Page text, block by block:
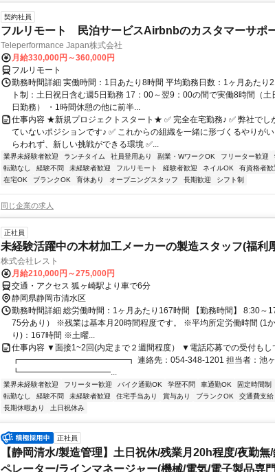
契約社員
フルリモート 民泊サービスAirbnbのカスタマーサポ
Teleperformance Japan株式会社
月給330,000円～360,000円
フルリモート
勤務時間詳細 実働時間：1日あたり8時間 平均勤務日数：1ヶ月あたり
ト制：土日祝日含む週5日勤務 17：00～翌9：00の間で実働8時間（土
日勤務） ・1時間休憩の他に前半...
仕事内容 ★新規プロジェクトスタート★ ✅ 完全在宅勤務♪ ✅ 弊社でし
ていないポジションです♪ ✅ これからの組織を一緒に形づくるやりがい
らわれず、新しい挑戦ができる環境 ✅...
業界未経験者歓迎 ランチタイム 社員登用あり 副業・WワークOK フリーター歓迎
転勤なし
経験不問 未経験者歓迎 フルリモート 経験者歓迎 ネイルOK 有資格者歓
在宅OK
ブランクOK 育休あり オープニングスタッフ 長期歓迎 シフト制
同じ企業の求人
正社員
未経験活躍中の木材加工メーカーの製造スタッフ(福利
株式会社レスト
月給210,000円～275,000円
交通・アクセス 狐ヶ崎駅より車で6分
静岡県静岡市清水区
勤務時間詳細 総労働時間：1ヶ月あたり167時間 【勤務時間】 8:30～
75分あり） ※残業は基本月20時間程度です。 ※平均所定労働時間 (1
り)：167時間 ※土曜...
仕事内容 ▼面接1~2回(内定まで２週間程度） ▼電話応募での受付もし
┏━━━━━━━━━━━━━┓ 連絡先：054-348-1201 担当者：池
┗━━━━━━━━━━━...
業界未経験者歓迎 フリーター歓迎 バイク通勤OK 学歴不問 車通勤OK 固定時間制
転勤なし
経験不問 未経験者歓迎 住宅手当あり 賞与あり ブランクOK 交通費支給
長期休暇あり
土日祝休み
正社員
【静岡清水/製造管理】土日祝休/残業月20h程度/夜勤
ペレーター/ラインマネージャー(機械/電気/電子製品専